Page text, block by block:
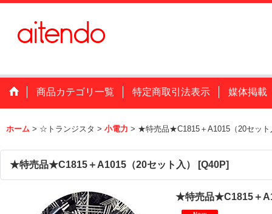
商品カテゴリ一覧 特定商取引法表示 媒体掲載
ホーム > ☆トランジスタ > 小電力 > ★特売品★C1815＋A1015（20セット
★特売品★C1815＋A1015（20セット入） [Q40P]
★特売品★C1815＋